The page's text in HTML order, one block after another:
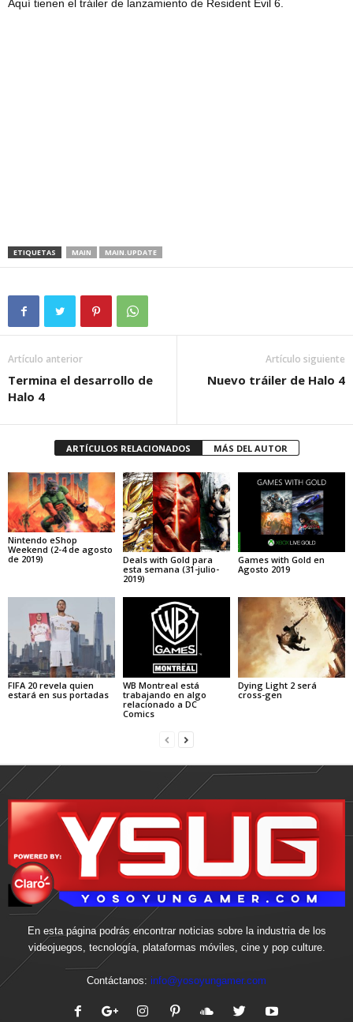
Aquí tienen el tráiler de lanzamiento de Resident Evil 6.
ETIQUETAS MAIN MAIN.UPDATE
Artículo anterior
Termina el desarrollo de
Halo 4
Artículo siguiente
Nuevo tráiler de Halo 4
ARTÍCULOS RELACIONADOS MÁS DEL AUTOR
Nintendo eShop
Weekend (2-4 de agosto
de 2019)
Deals with Gold para
esta semana (31-julio-
2019)
Games with Gold en
Agosto 2019
FIFA 20 revela quien
estará en sus portadas
WB Montreal está
trabajando en algo
relacionado a DC
Comics
Dying Light 2 será
cross-gen
En esta página podrás encontrar noticias sobre la industria de los
videojuegos, tecnología, plataformas móviles, cine y pop culture.
Contáctanos: info@yosoyungamer.com